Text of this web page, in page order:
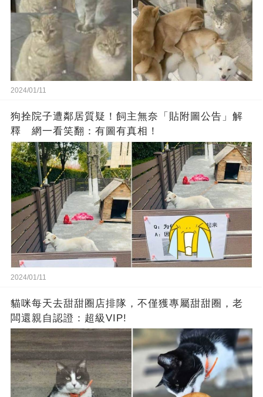
2024/01/11
狗拴院子遭鄰居質疑！飼主無奈「貼附圖公告」解
釋 網一看笑翻：有圖有真相！
2024/01/11
貓咪每天去甜甜圈店排隊，不僅獲專屬甜甜圈，老
闆還親自認證：超級VIP!